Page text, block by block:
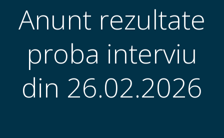
Anunt rezultate
proba interviu
din 26.02.2026